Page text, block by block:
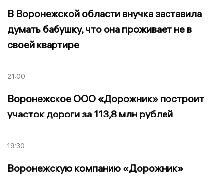
В Воронежской области внучка заставила
думать бабушку, что она проживает не в
своей квартире
21:00
Воронежское ООО «Дорожник» построит
участок дороги за 113,8 млн рублей
19:30
Воронежскую компанию «Дорожник»